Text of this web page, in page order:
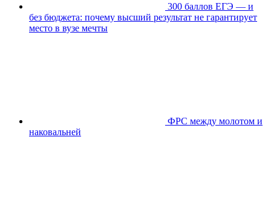
300 баллов ЕГЭ — и
без бюджета: почему высший результат не гарантирует
место в вузе мечты
ФРС между молотом и
наковальней